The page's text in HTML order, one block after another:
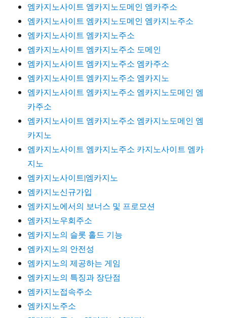
엠카지노사이트 엠카지노도메인 엠카주소
엠카지노사이트 엠카지노도메인 엠카지노주소
엠카지노사이트 엠카지노주소
엠카지노사이트 엠카지노주소 도메인
엠카지노사이트 엠카지노주소 엠카주소
엠카지노사이트 엠카지노주소 엠카지노
엠카지노사이트 엠카지노주소 엠카지노도메인 엠
카주소
엠카지노사이트 엠카지노주소 엠카지노도메인 엠
카지노
엠카지노사이트 엠카지노주소 카지노사이트 엠카
지노
엠카지노사이트|엠카지노
엠카지노신규가입
엠카지노에서의 보너스 및 프로모션
엠카지노우회주소
엠카지노의 슬롯 홀드 기능
엠카지노의 안전성
엠카지노의 제공하는 게임
엠카지노의 특징과 장단점
엠카지노접속주소
엠카지노주소